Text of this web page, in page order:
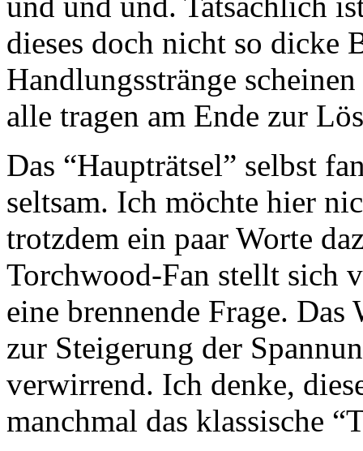
dieses doch nicht so dicke
Handlungsstränge
alle tragen am Ende zur
Das “Haupträtsel” selbst
seltsam. Ich möchte hier
trotzdem ein paar Worte
Torchwood-Fan stellt sich
eine brennende Frage.
zur Steigerung der
verwirrend. Ich denke,
manchmal das klassische